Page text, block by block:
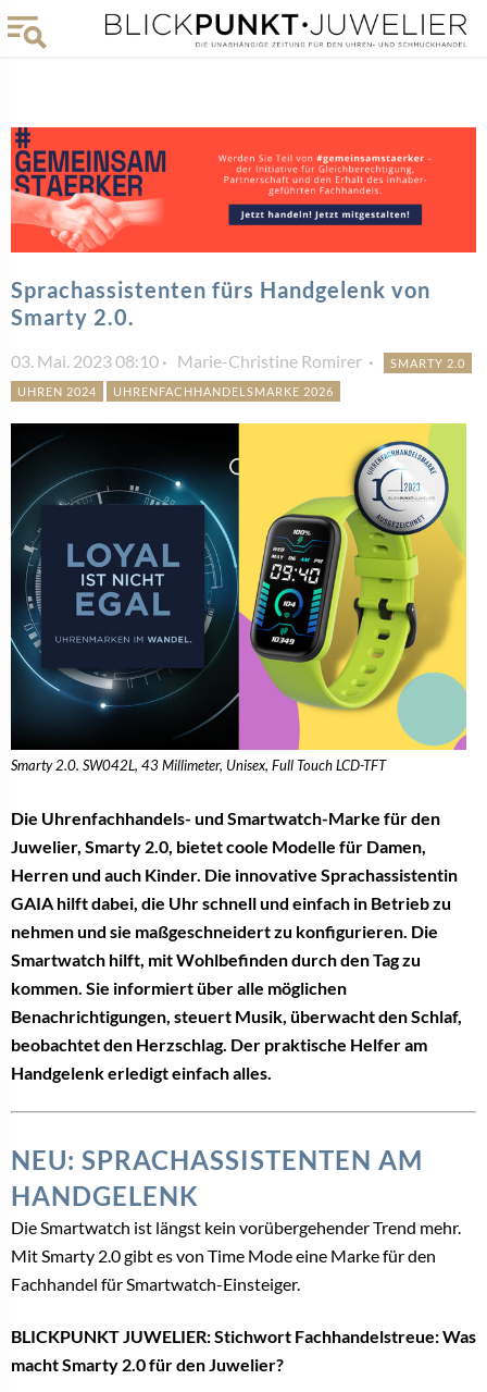
Sprachassistenten fürs Handgelenk von
Smarty 2.0.
03. Mai. 2023 08:10 Marie-Christine Romirer
SMARTY 2.0
UHREN 2024
UHRENFACHHANDELSMARKE 2026
Smarty 2.0. SW042L, 43 Millimeter, Unisex, Full Touch LCD-TFT
Die Uhrenfachhandels- und Smartwatch-Marke für den
Juwelier, Smarty 2.0, bietet coole Modelle für Damen,
Herren und auch Kinder. Die innovative Sprachassistentin
GAIA hilft dabei, die Uhr schnell und einfach in Betrieb zu
nehmen und sie maßgeschneidert zu konfigurieren. Die
Smartwatch hilft, mit Wohlbefinden durch den Tag zu
kommen. Sie informiert über alle möglichen
Benachrichtigungen, steuert Musik, überwacht den Schlaf,
beobachtet den Herzschlag. Der praktische Helfer am
Handgelenk erledigt einfach alles.
NEU: SPRACHASSISTENTEN AM
HANDGELENK
Die Smartwatch ist längst kein vorübergehender Trend mehr.
Mit Smarty 2.0 gibt es von Time Mode eine Marke für den
Fachhandel für Smartwatch-Einsteiger.
BLICKPUNKT JUWELIER: Stichwort Fachhandelstreue: Was
macht Smarty 2.0 für den Juwelier?